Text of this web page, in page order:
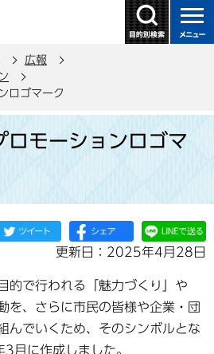
広報
ロゴマーク
ロモーションロゴマ
更新日：2025年4月28日
的で行われる「魅力づくり」や
を、さらに市民の皆様や企業・団
んでいくため、そのシンボルとな
月に作成しました。